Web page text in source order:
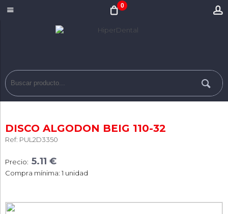
0
DISCO ALGODON BEIG 110-32
Ref: PUL2D3350
Precio: 5.11 €
Compra mínima: 1 unidad